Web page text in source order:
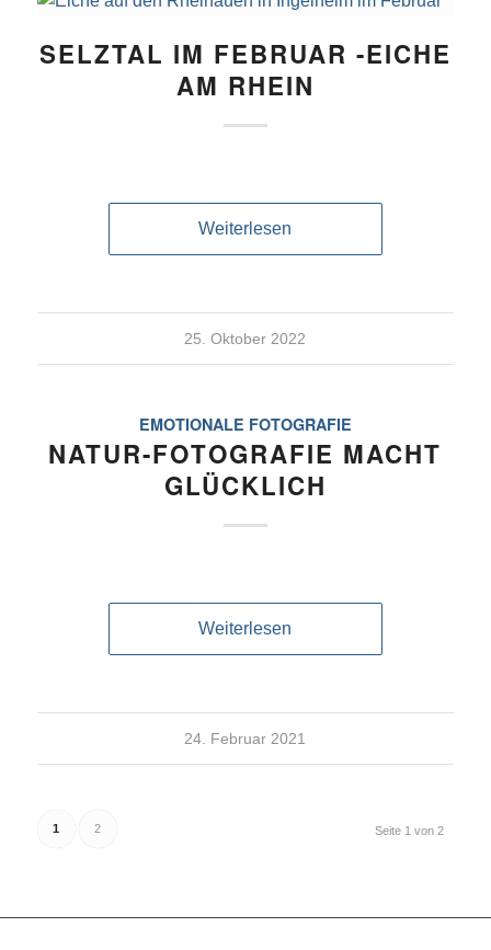
SELZTAL IM FEBRUAR -EICHE
AM RHEIN
Weiterlesen
25. Oktober 2022
EMOTIONALE FOTOGRAFIE
NATUR-FOTOGRAFIE MACHT
GLÜCKLICH
Weiterlesen
24. Februar 2021
Seite 1 von 2
1 2